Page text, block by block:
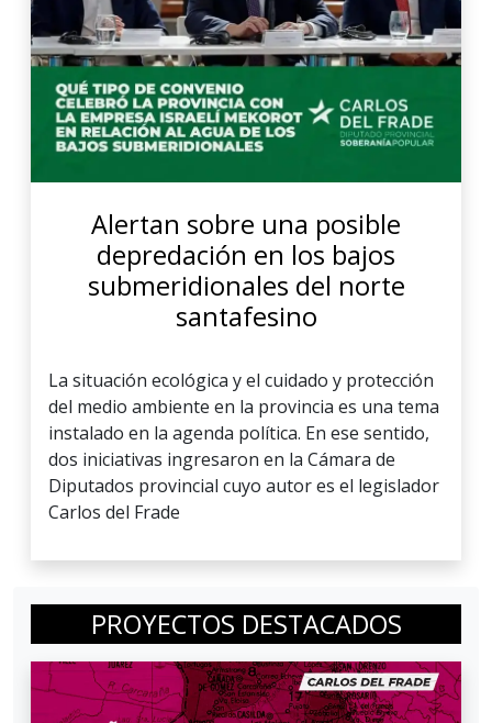
Alertan sobre una posible
depredación en los bajos
submeridionales del norte
santafesino
La situación ecológica y el cuidado y protección
del medio ambiente en la provincia es una tema
instalado en la agenda política. En ese sentido,
dos iniciativas ingresaron en la Cámara de
Diputados provincial cuyo autor es el legislador
Carlos del Frade
PROYECTOS DESTACADOS